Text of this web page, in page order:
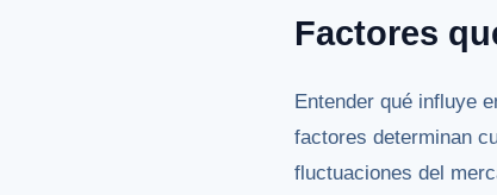
Factores
Entender qué influye
factores determinan
fluctuaciones del